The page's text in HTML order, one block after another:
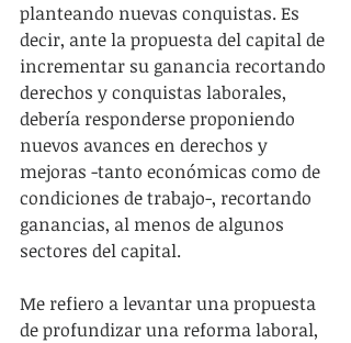
planteando nuevas conquistas. Es
decir, ante la propuesta del capital de
incrementar su ganancia recortando
derechos y conquistas laborales,
debería responderse proponiendo
nuevos avances en derechos y
mejoras -tanto económicas como de
condiciones de trabajo-, recortando
ganancias, al menos de algunos
sectores del capital.
Me refiero a levantar una propuesta
de profundizar una reforma laboral,